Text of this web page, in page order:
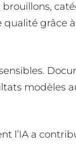
grâce
modèles
a